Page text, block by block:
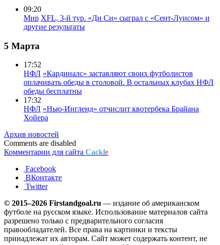
09:20
Мир XFL, 3-й тур. «Ди Си» сыграл с «Сент-Луисом» и
другие результаты
5 Марта
17:52
НФЛ «Кардиналс» заставляют своих футболистов
оплачивать обеды в столовой. В остальных клубах НФЛ
обеды бесплатны
17:32
НФЛ «Нью-Ингленд» отчислит квотербека Брайана
Хойера
Архив новостей
Comments are disabled
Комментарии для сайта Cackle
Facebook
ВКонтакте
Twitter
© 2015–2026 Firstandgoal.ru — издание об американском
футболе на русском языке. Использование материалов cайта
разрешено только с предварительного согласия
правообладателей. Все права на картинки и тексты
принадлежат их авторам. Сайт может содержать контент, не